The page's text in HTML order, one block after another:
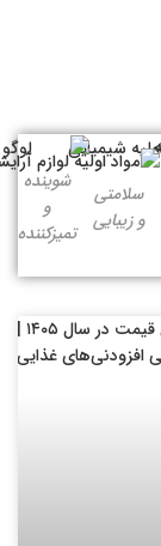
سلامتی
و زیبایی
شوینده
و
تمیزکننده